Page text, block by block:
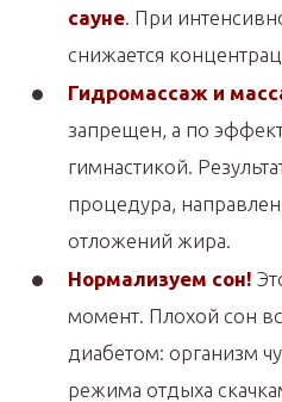
сауне. При
снижается
Гидромассаж и
запрещен, а по
гимнастикой.
процедура,
отложений жира.
Нормализуем сон!
момент. Плохой сон
диабетом: организм
режима отдыха